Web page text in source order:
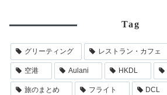
Tag
グリーティング レストラン・カフェ
空港 Aulani HKDL
旅のまとめ フライト DCL